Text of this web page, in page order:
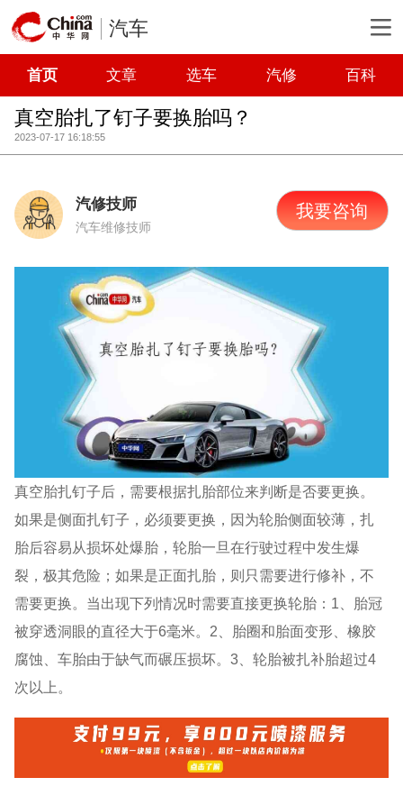
汽车
首页 文章 选车 汽修 百科
真空胎扎了钉子要换胎吗？
2023-07-17 16:18:55
汽修技师
汽车维修技师
我要咨询
真空胎扎钉子后，需要根据扎胎部位来判断是否要更换。
如果是侧面扎钉子，必须要更换，因为轮胎侧面较薄，扎
胎后容易从损坏处爆胎，轮胎一旦在行驶过程中发生爆
裂，极其危险；如果是正面扎胎，则只需要进行修补，不
需要更换。当出现下列情况时需要直接更换轮胎：1、胎冠
被穿透洞眼的直径大于6毫米。2、胎圈和胎面变形、橡胶
腐蚀、车胎由于缺气而碾压损坏。3、轮胎被扎补胎超过4
次以上。